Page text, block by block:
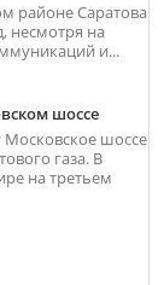
районе Саратова
несмотря на
и...
шоссе
шоссе
газа. В
на третьем